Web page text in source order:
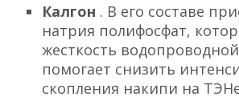
Калгон . В его составе
натрия полифосфат,
жесткость
помогает снизить
скопления накипи на